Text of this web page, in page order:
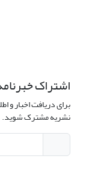
اشتراک
برای دریافت اخبار و
نشریه مشترک شوید.